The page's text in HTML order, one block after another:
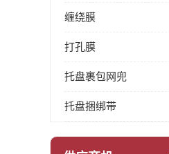
缠绕膜
打孔膜
托盘裹包网兜
托盘捆绑带